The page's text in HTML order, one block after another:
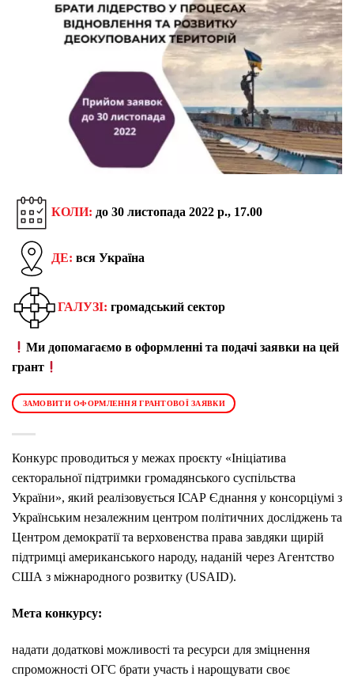
КОЛИ: до 30 листопада 2022 р., 17.00
ДЕ: вся Україна
ГАЛУЗІ: громадський сектор
Ми допомагаємо в оформленні та подачі заявки на цей
грант
ЗАМОВИТИ ОФОРМЛЕННЯ ГРАНТОВОЇ ЗАЯВКИ
Конкурс проводиться у межах проєкту «Ініціатива
секторальної підтримки громадянського суспільства
України», який реалізовується ІСАР Єднання у консорціумі з
Українським незалежним центром політичних досліджень та
Центром демократії та верховенства права завдяки щирій
підтримці американського народу, наданій через Агентство
США з міжнародного розвитку (USAID).
Мета конкурсу:
надати додаткові можливості та ресурси для зміцнення
спроможності ОГС брати участь і нарощувати своє